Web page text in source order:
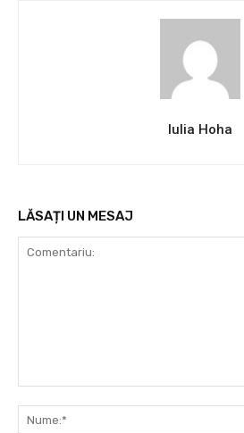
Iulia Hoha
LĂSAȚI UN MESAJ